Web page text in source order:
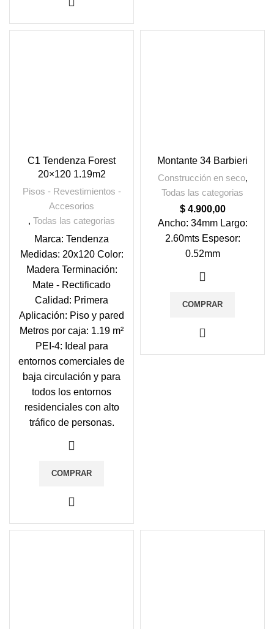
C1 Tendenza Forest
20×120 1.19m2
Pisos - Revestimientos -
Accesorios
, Todas las categorias
Marca: Tendenza
Medidas: 20x120 Color:
Madera Terminación:
Mate - Rectificado
Calidad: Primera
Aplicación: Piso y pared
Metros por caja: 1.19 m²
PEI-4: Ideal para
entornos comerciales de
baja circulación y para
todos los entornos
residenciales con alto
tráfico de personas.
COMPRAR
Montante 34 Barbieri
Construcción en seco,
Todas las categorias
$4.900,00
Ancho: 34mm Largo:
2.60mts Espesor:
0.52mm
COMPRAR